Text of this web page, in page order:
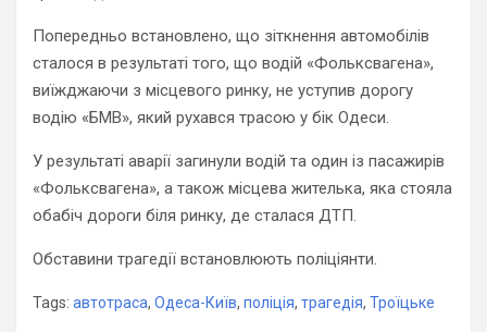
Попередньо встановлено, що зіткнення автомобілів
сталося в результаті того, що водій «Фольксвагена»,
виїжджаючи з місцевого ринку, не уступив дорогу
водію «БМВ», який рухався трасою у бік Одеси.
У результаті аварії загинули водій та один із пасажирів
«Фольксвагена», а також місцева жителька, яка стояла
обабіч дороги біля ринку, де сталася ДТП.
Обставини трагедії встановлюють поліціянти.
Tags: автотраса, Одеса-Київ, поліція, трагедія, Троїцьке